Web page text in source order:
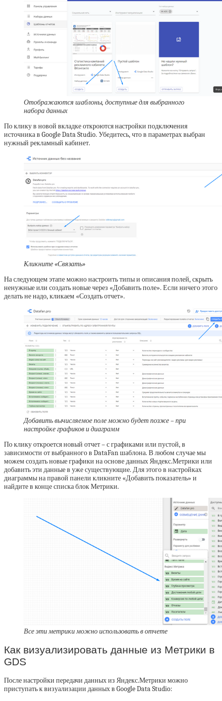
Отображаются шаблоны, доступные для выбранного
набора данных
По клику в новой вкладке откроются настройки подключения
источника в Google Data Studio. Убедитесь, что в параметрах выбран
нужный рекламный кабинет.
Кликните «Связать»
На следующем этапе можно настроить типы и описания полей, скрыть
ненужные или создать новые через «Добавить поле». Если ничего этого
делать не надо, кликаем «Создать отчет».
Добавить вычисляемое поле можно будет позже – при
настройке графиков и диаграмм
По клику откроется новый отчет – с графиками или пустой, в
зависимости от выбранного в DataFan шаблона. В любом случае мы
можем создать новые графики на основе данных Яндекс.Метрики или
добавить эти данные в уже существующие. Для этого в настройках
диаграммы на правой панели кликните «Добавить показатель» и
найдите в конце списка блок Метрики.
Все эти метрики можно использовать в отчете
Как визуализировать данные из Метрики в
GDS
После настройки передачи данных из Яндекс.Метрики можно
приступать к визуализации данных в Google Data Studio: